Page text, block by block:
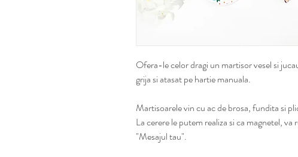
Ofera-le celor dragi un martisor vesel si
grija si atasat pe hartie manuala.
Martisoarele vin cu ac de brosa, fundita si
La cerere le putem realiza si ca magnetel,
"Mesajul tau".